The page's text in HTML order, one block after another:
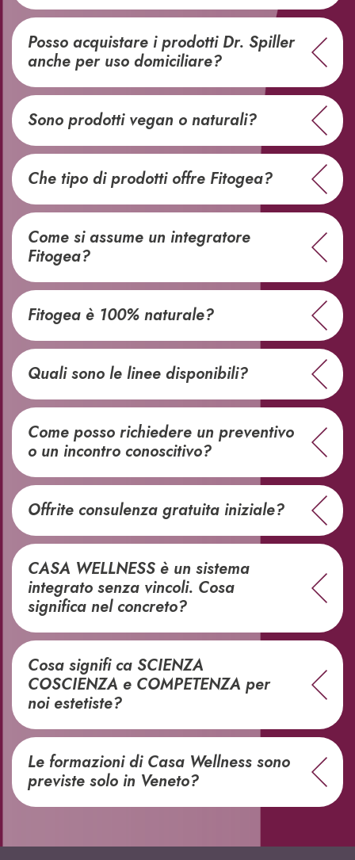
Posso acquistare i prodotti Dr. Spiller
anche per uso domiciliare?
Sono prodotti vegan o naturali?
Che tipo di prodotti offre Fitogea?
Come si assume un integratore
Fitogea?
Fitogea è 100% naturale?
Quali sono le linee disponibili?
Come posso richiedere un preventivo
o un incontro conoscitivo?
Offrite consulenza gratuita iniziale?
CASA WELLNESS è un sistema
integrato senza vincoli. Cosa
significa nel concreto?
Cosa signifi ca SCIENZA
COSCIENZA e COMPETENZA per
noi estetiste?
Le formazioni di Casa Wellness sono
previste solo in Veneto?